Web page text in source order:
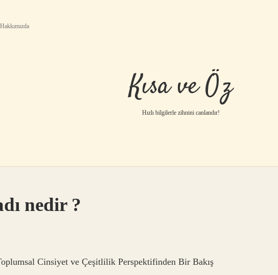
Hakkımızda
Kısa ve Öz
Hızlı bilgilerle zihnini canlandır!
nedir ?
Cinsiyet ve Çeşitlilik Perspektifinden Bir Bakış